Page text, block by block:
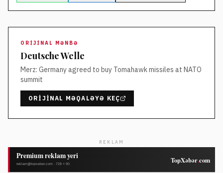
ORIJINAL MƏNBƏ
Deutsche Welle
Merz: Germany agreed to buy Tomahawk missiles at NATO
summit
ORIJINAL MƏQALƏYƏ KEÇ
REKLAM